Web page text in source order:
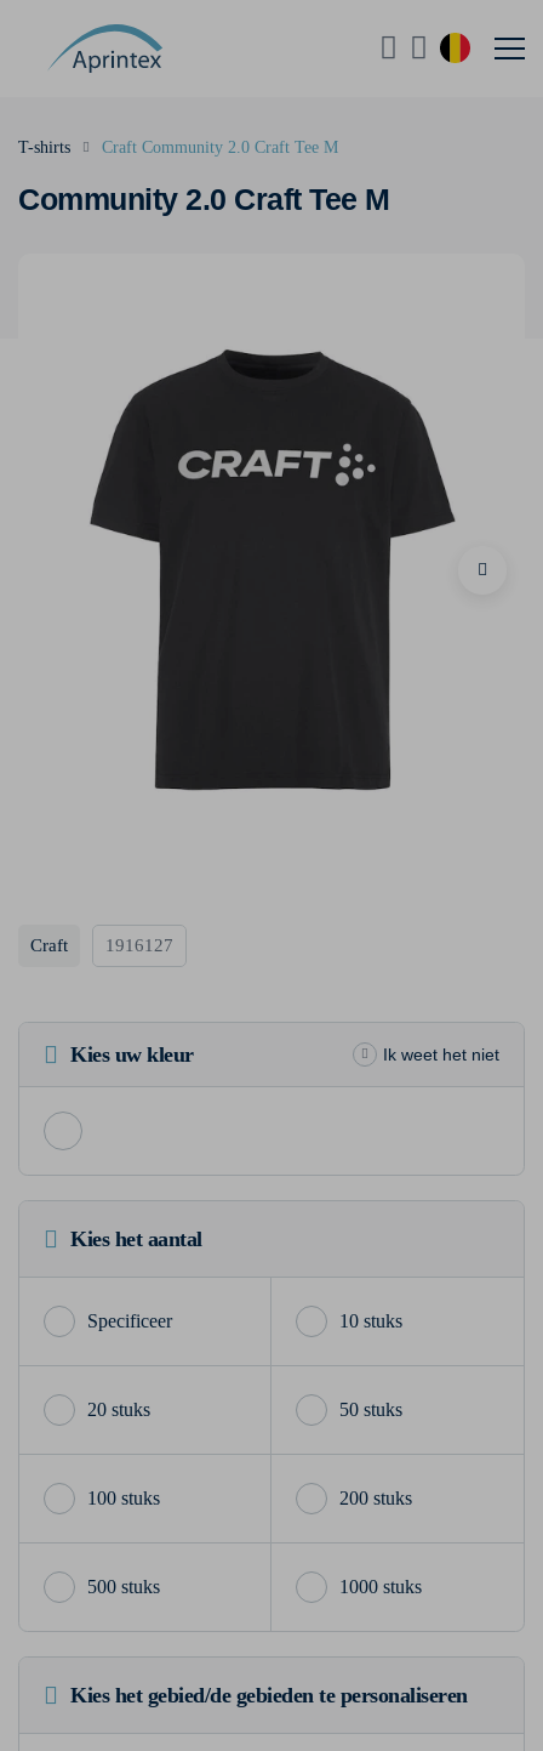
Community 2.0 Craft Tee M
T-shirts Craft Community 2.0 Craft Tee M
Craft 1916127
Kies uw kleur Ik weet het niet
Kies het aantal
10 stuks
20 stuks 50 stuks
100 stuks 200 stuks
500 stuks 1000 stuks
Kies het gebied/de gebieden te personaliseren